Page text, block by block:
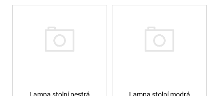
Výpis produktů
Lampa stolní pestrá Lampa stolní modrá
24V